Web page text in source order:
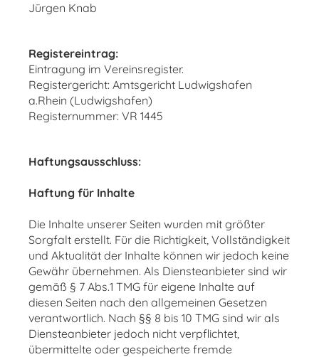
Jürgen Knab
Registereintrag:
Eintragung im Vereinsregister.
Registergericht: Amtsgericht Ludwigshafen
a.Rhein (Ludwigshafen)
Registernummer: VR 1445
Haftungsausschluss:
Haftung für Inhalte
Die Inhalte unserer Seiten wurden mit größter
Sorgfalt erstellt. Für die Richtigkeit, Vollständigkeit
und Aktualität der Inhalte können wir jedoch keine
Gewähr übernehmen. Als Diensteanbieter sind wir
gemäß § 7 Abs.1 TMG für eigene Inhalte auf
diesen Seiten nach den allgemeinen Gesetzen
verantwortlich. Nach §§ 8 bis 10 TMG sind wir als
Diensteanbieter jedoch nicht verpflichtet,
übermittelte oder gespeicherte fremde